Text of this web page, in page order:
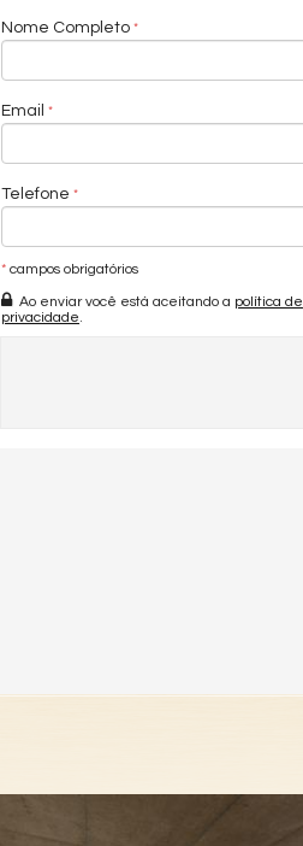
Nome Completo
Email
Telefone
* campos obrigatórios
Ao enviar você está aceitando a política de
privacidade